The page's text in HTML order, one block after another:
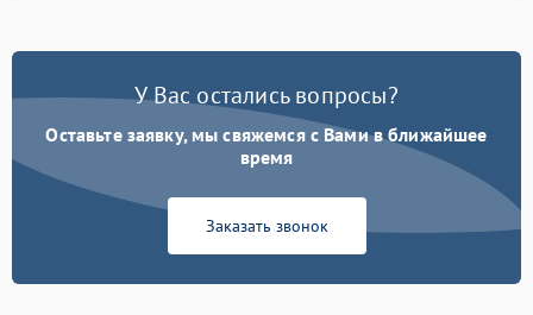
У Вас остались вопросы?
Оставьте заявку, мы свяжемся с Вами в ближайшее
время
Заказать звонок